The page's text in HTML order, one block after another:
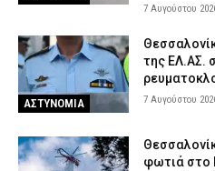
7 Αυγούστου
ΑΣΤΥΝΟΜΙΑ
της ΕΛ.ΑΣ.
7 Αυγούστου
φωτιά στο